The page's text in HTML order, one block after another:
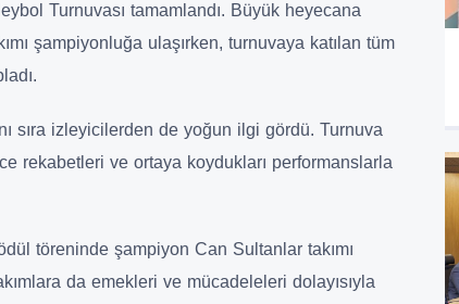
Turnuvası tamamlandı. Büyük heyecana
şampiyonluğa ulaşırken, turnuvaya katılan tüm
sıra izleyicilerden de yoğun ilgi gördü. Turnuva
rekabetleri ve ortaya koydukları performanslarla
töreninde şampiyon Can Sultanlar takımı
da emekleri ve mücadeleleri dolayısıyla